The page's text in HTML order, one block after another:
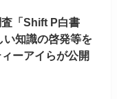
「Shift P白書
い知識の啓発等を
ーアイらが公開